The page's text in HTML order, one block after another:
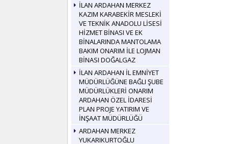
İLAN ARDAHAN MERKEZ
KAZIM KARABEKİR MESLEKİ
VE TEKNİK ANADOLU LİSESİ
HİZMET BİNASI VE EK
BİNALARINDA MANTOLAMA
BAKIM ONARIM İLE LOJMAN
BİNASI DOĞALGAZ
İLAN ARDAHAN İL EMNİYET
MÜDÜRLÜĞÜNE BAĞLI ŞUBE
MÜDÜRLÜKLERİ ONARIM
ARDAHAN ÖZEL İDARESİ
PLAN PROJE YATIRIM VE
İNŞAAT MÜDÜRLÜĞÜ
ARDAHAN MERKEZ
YUKARIKURTOĞLU